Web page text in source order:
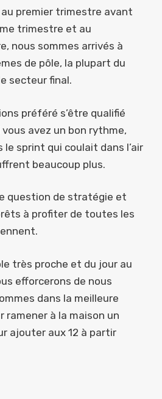
premier trimestre avant
trimestre et au
nous sommes arrivés à
de pôle, la plupart du
secteur final.
préféré s’être qualifié
avez un bon rythme,
le sprint qui coulait dans l’air
beaucoup plus.
question de stratégie et
à profiter de toutes les
très proche et du jour au
efforcerons de nous
dans la meilleure
ramener à la maison un
ajouter aux 12 à partir